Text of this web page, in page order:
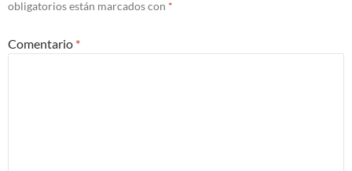
obligatorios están marcados con *
Comentario *